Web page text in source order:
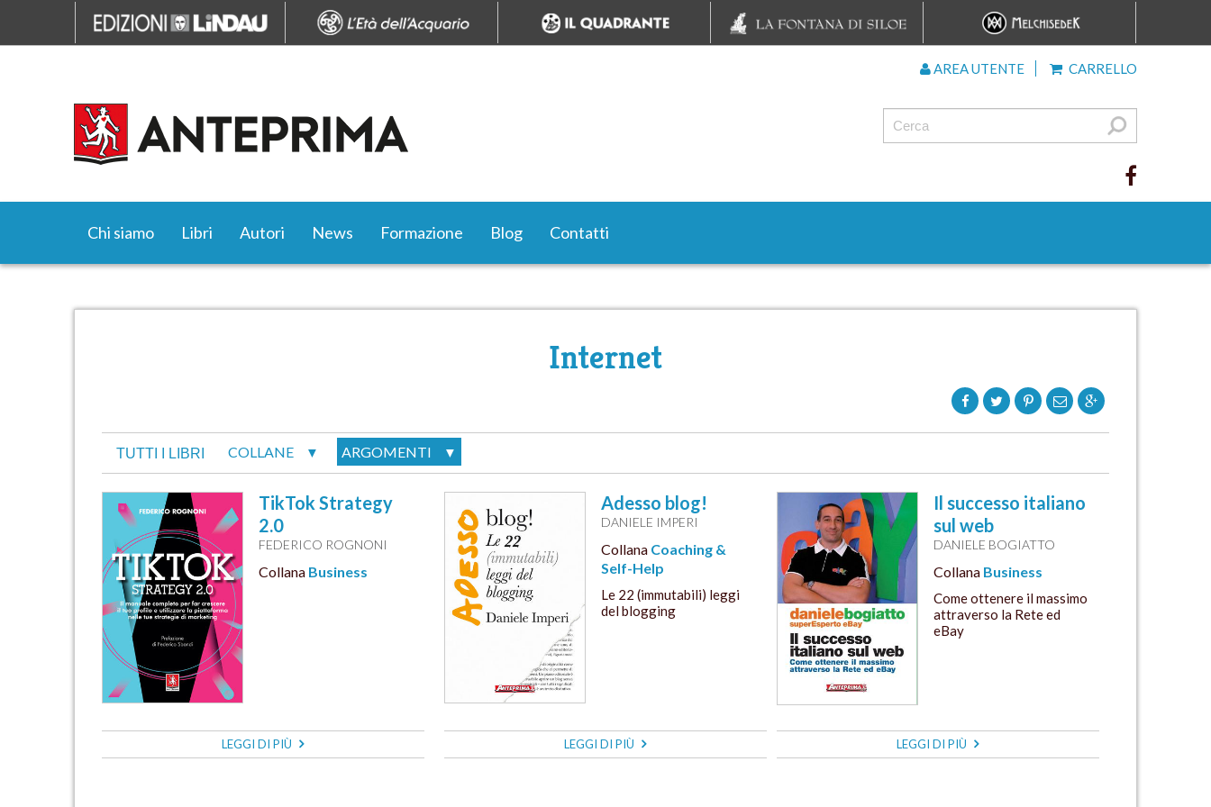
AREA UTENTE CARRELLO
Chi siamo Libri Autori News Formazione Blog Contatti
Internet
TUTTI I LIBRI COLLANE ▼ ARGOMENTI ▼
TikTok Strategy
2.0
FEDERICO ROGNONI
Collana Business
LEGGI DI PIÙ
Adesso blog!
DANIELE IMPERI
Collana Coaching &
Self-Help
Le 22 (immutabili) leggi
del blogging
LEGGI DI PIÙ
Il successo italiano
sul web
DANIELE BOGIATTO
Collana Business
Come ottenere il massimo
attraverso la Rete ed
eBay
LEGGI DI PIÙ